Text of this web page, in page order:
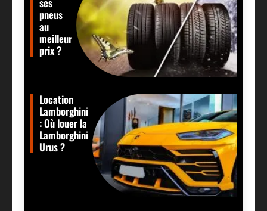
pneus
au
meilleur
prix ?
Location
Lamborghini
: Où louer la
Lamborghini
Urus ?